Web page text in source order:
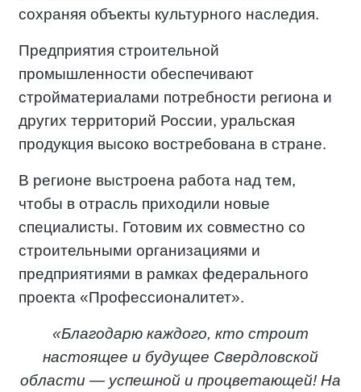
сохраняя объекты культурного наследия.
Предприятия строительной
промышленности обеспечивают
стройматериалами потребности региона и
других территорий России, уральская
продукция высоко востребована в стране.
В регионе выстроена работа над тем,
чтобы в отрасль приходили новые
специалисты. Готовим их совместно со
строительными организациями и
предприятиями в рамках федерального
проекта «Профессионалитет».
«Благодарю каждого, кто строит
настоящее и будущее Свердловской
области — успешной и процветающей! На